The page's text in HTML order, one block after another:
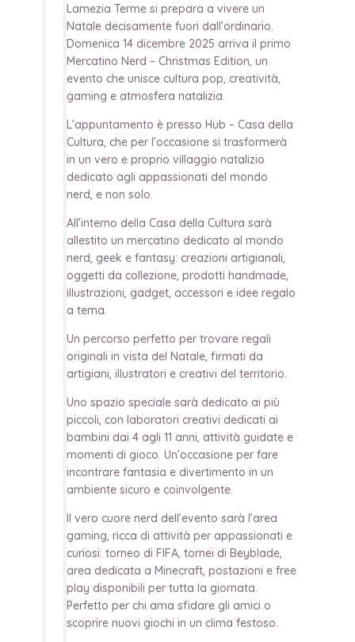
Lamezia Terme si prepara a vivere un
Natale decisamente fuori dall’ordinario.
Domenica 14 dicembre 2025 arriva il primo
Mercatino Nerd – Christmas Edition, un
evento che unisce cultura pop, creatività,
gaming e atmosfera natalizia.
L’appuntamento è presso Hub – Casa della
Cultura, che per l’occasione si trasformerà
in un vero e proprio villaggio natalizio
dedicato agli appassionati del mondo
nerd, e non solo.
All’interno della Casa della Cultura sarà
allestito un mercatino dedicato al mondo
nerd, geek e fantasy: creazioni artigianali,
oggetti da collezione, prodotti handmade,
illustrazioni, gadget, accessori e idee regalo
a tema.
Un percorso perfetto per trovare regali
originali in vista del Natale, firmati da
artigiani, illustratori e creativi del territorio.
Uno spazio speciale sarà dedicato ai più
piccoli, con laboratori creativi dedicati ai
bambini dai 4 agli 11 anni, attività guidate e
momenti di gioco. Un’occasione per fare
incontrare fantasia e divertimento in un
ambiente sicuro e coinvolgente.
Il vero cuore nerd dell’evento sarà l’area
gaming, ricca di attività per appassionati e
curiosi: torneo di FIFA, tornei di Beyblade,
area dedicata a Minecraft, postazioni e free
play disponibili per tutta la giornata.
Perfetto per chi ama sfidare gli amici o
scoprire nuovi giochi in un clima festoso.